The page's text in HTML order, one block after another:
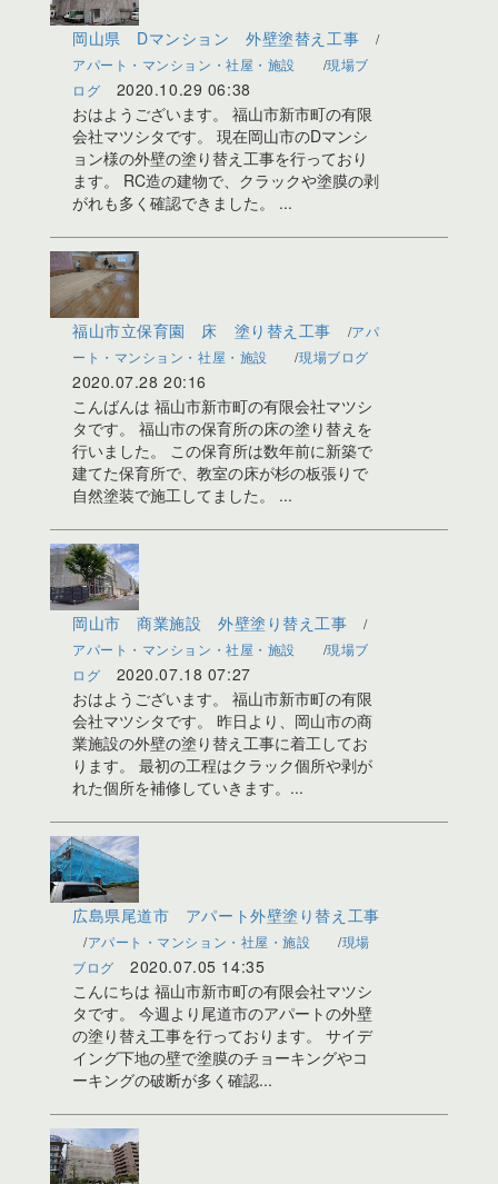
岡山県 Dマンション 外壁塗替え工事
アパート・マンション・社屋・施設
現場ブ
ログ
2020.10.29 06:38
おはようございます。 福山市新市町の有限
会社マツシタです。 現在岡山市のDマンシ
ョン様の外壁の塗り替え工事を行っており
ます。 RC造の建物で、クラックや塗膜の剥
がれも多く確認できました。 ...
福山市立保育園 床 塗り替え工事
アパ
ート・マンション・社屋・施設
現場ブログ
2020.07.28 20:16
こんばんは 福山市新市町の有限会社マツシ
タです。 福山市の保育所の床の塗り替えを
行いました。 この保育所は数年前に新築で
建てた保育所で、教室の床が杉の板張りで
自然塗装で施工してました。 ...
岡山市 商業施設 外壁塗り替え工事
アパート・マンション・社屋・施設
現場ブ
ログ
2020.07.18 07:27
おはようございます。 福山市新市町の有限
会社マツシタです。 昨日より、岡山市の商
業施設の外壁の塗り替え工事に着工してお
ります。 最初の工程はクラック個所や剥が
れた個所を補修していきます。...
広島県尾道市 アパート外壁塗り替え工事
アパート・マンション・社屋・施設
現場
ブログ
2020.07.05 14:35
こんにちは 福山市新市町の有限会社マツシ
タです。 今週より尾道市のアパートの外壁
の塗り替え工事を行っております。 サイデ
イング下地の壁で塗膜のチョーキングやコ
ーキングの破断が多く確認...